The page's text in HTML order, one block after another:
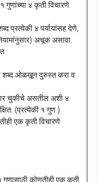
गुणांच्या ४ कृती विचारणे
प्रत्येकी ४ पर्यायांसह देणे,
अचूक असावा.
शब्द ओळखून दुरुस्त करा व
चुकीचे असतील अशी ४
(प्रत्येकी १ गुण )
एक कृती विचारणे
गुणासाठी कोणतीही एक कृती